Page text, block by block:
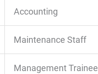
Accounting
Maintenance Staff
Management Trainee